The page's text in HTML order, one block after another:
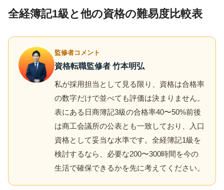
全経簿記1級と他の資格の難易度比較表
監修者コメント
資格転職監修者 竹本明弘
私が採用担当として見る限り、資格は合格率
の数字だけで並べても評価は決まりません。
表にある日商簿記3級の合格率40〜50%前後
は商工会議所の公表とも一致しており、入口
資格として妥当な水準です。全経簿記1級を
検討するなら、必要な200〜300時間を今の
生活で確保できるかを先に考えてください。